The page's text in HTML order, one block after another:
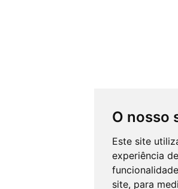
O nosso
Este site
experiência
site, para